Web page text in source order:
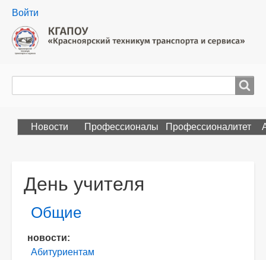
User
menu
Войти
Новости Профессионалы Профессионалитет
День учителя
Раздел
Общие
новости
Абитуриентам